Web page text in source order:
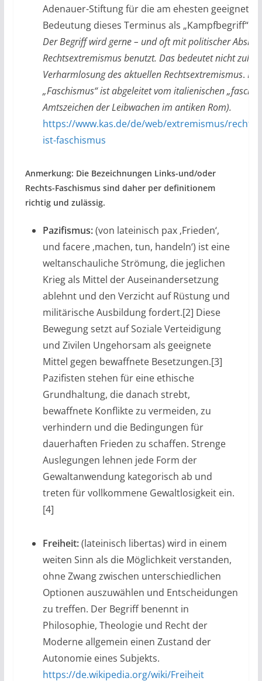
Adenauer-Stiftung für die am ehesten geeignete,
Bedeutung dieses Terminus als „Kampfbegriff“
Der Begriff wird gerne – und oft mit politischer
Rechtsextremismus benutzt. Das bedeutet nicht
Verharmlosung des aktuellen Rechtsextremismus.
„Faschismus“ ist abgeleitet vom italienischen
Amtszeichen der Leibwachen im antiken Rom).
https://www.kas.de/de/web/extremismus/
ist-faschismus
Anmerkung: Die Bezeichnungen Links-und/oder
Rechts-Faschismus sind daher per definitionem
richtig und zulässig.
Pazifismus:(von lateinisch pax ‚Frieden‘,
und facere ‚machen, tun, handeln‘) ist eine
weltanschauliche Strömung, die jeglichen
Krieg als Mittel der Auseinandersetzung
ablehnt und den Verzicht auf Rüstung und
militärische Ausbildung fordert.[2] Diese
Bewegung setzt auf Soziale Verteidigung
und Zivilen Ungehorsam als geeignete
Mittel gegen bewaffnete Besetzungen.[3]
Pazifisten stehen für eine ethische
Grundhaltung, die danach strebt,
bewaffnete Konflikte zu vermeiden, zu
verhindern und die Bedingungen für
dauerhaften Frieden zu schaffen. Strenge
Auslegungen lehnen jede Form der
Gewaltanwendung kategorisch ab und
treten für vollkommene Gewaltlosigkeit ein.
[4]
Freiheit:(lateinisch libertas) wird in einem
weiten Sinn als die Möglichkeit verstanden,
ohne Zwang zwischen unterschiedlichen
Optionen auszuwählen und Entscheidungen
zu treffen. Der Begriff benennt in
Philosophie, Theologie und Recht der
Moderne allgemein einen Zustand der
Autonomie eines Subjekts.
https://de.wikipedia.org/wiki/Freiheit